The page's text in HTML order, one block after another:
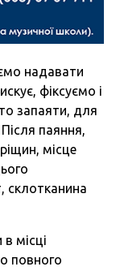
надавати
фіксуємо і
запаяти, для
паяння,
місце
склотканина
місці
повного